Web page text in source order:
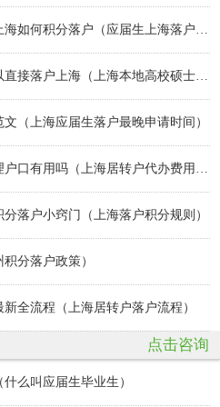
（上海应届生落户最晚申请时间）
落户小窍门（上海落户积分规则）
分落户政策）
新全流程（上海居转户落户流程）
点击咨询
么叫应届生毕业生）